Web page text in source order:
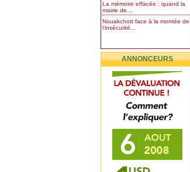
La mémoire effacée : quand la
mairie de...
Nouakchott face à la montée de
l’insécurité...
ANNONCEURS